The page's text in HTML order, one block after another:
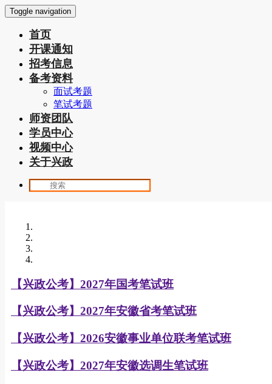
Toggle navigation
首页
开课通知
招考信息
备考资料
面试考题
笔试考题
师资团队
学员中心
视频中心
关于兴政
【兴政公考】2027年国考笔试班
【兴政公考】2027年安徽省考笔试班
【兴政公考】2026安徽事业单位联考笔试班
【兴政公考】2027年安徽选调生笔试班